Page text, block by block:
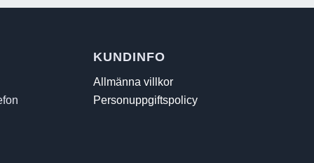
KUNDINFO
Allmänna villkor
Personuppgiftspolicy